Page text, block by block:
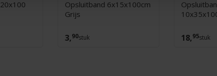
Opsluitband 6x15x100cm
Grijs
3,90stuk 18,95stuk